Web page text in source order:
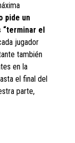
pide un
el
jugador
también
en la
el final del
parte,